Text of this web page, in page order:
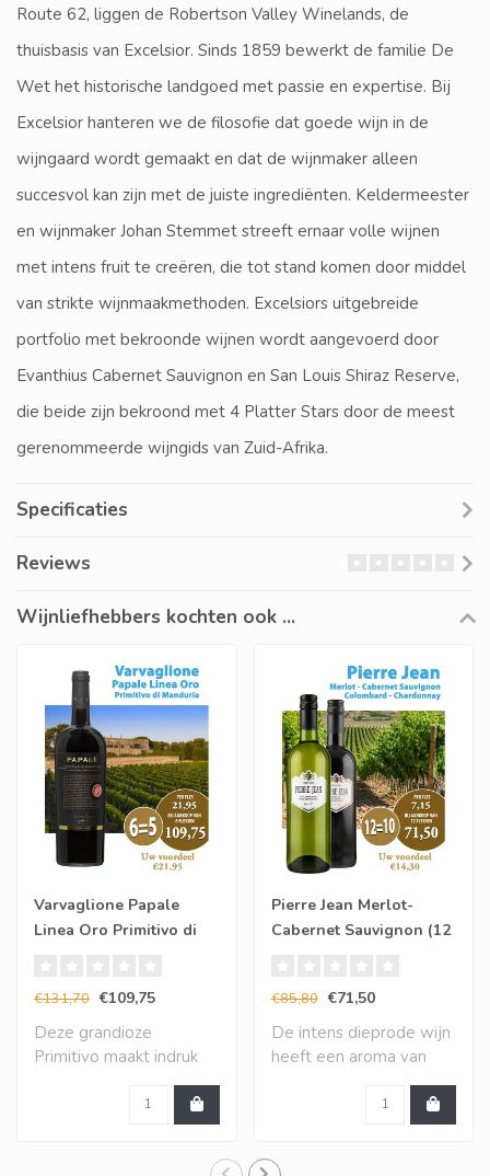
Route 62, liggen de Robertson Valley Winelands, de
thuisbasis van Excelsior. Sinds 1859 bewerkt de familie De
Wet het historische landgoed met passie en expertise. Bij
Excelsior hanteren we de filosofie dat goede wijn in de
wijngaard wordt gemaakt en dat de wijnmaker alleen
succesvol kan zijn met de juiste ingrediënten. Keldermeester
en wijnmaker Johan Stemmet streeft ernaar volle wijnen
met intens fruit te creëren, die tot stand komen door middel
van strikte wijnmaakmethoden. Excelsiors uitgebreide
portfolio met bekroonde wijnen wordt aangevoerd door
Evanthius Cabernet Sauvignon en San Louis Shiraz Reserve,
die beide zijn bekroond met 4 Platter Stars door de meest
gerenommeerde wijngids van Zuid-Afrika.
Specificaties
Reviews
Wijnliefhebbers kochten ook ...
Varvaglione Papale
Linea Oro Primitivo di
€131,70 €109,75
Deze grandioze
Primitivo maakt indruk
met een vol en zeer in..
Pierre Jean Merlot-
Cabernet Sauvignon (12
€85,80 €71,50
De intens dieprode wijn
heeft een aroma van